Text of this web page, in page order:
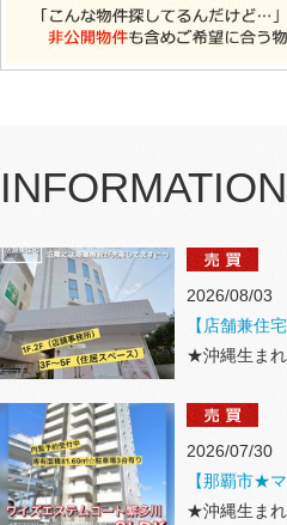
INFORMATION
2026/08/03
【店舗兼住
★沖縄生ま
2026/07/30
【那覇市★
★沖縄生ま